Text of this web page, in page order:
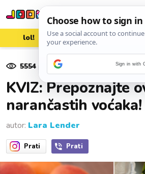
lol! aww
5554 pregleda
KVIZ: Prepoznajte
narančastih voćaka!
autor: Lara Lender
Prati Prati
Sign in with